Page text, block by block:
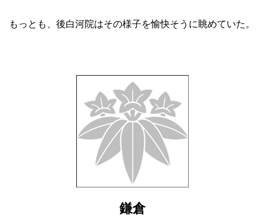
もっとも、後白河院はその様子を愉快そうに眺めていた。
鎌倉